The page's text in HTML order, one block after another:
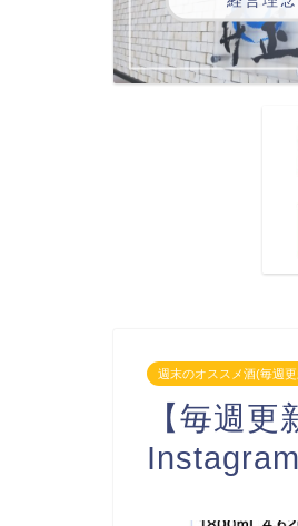
週末のオススメ酒(毎週
【毎週